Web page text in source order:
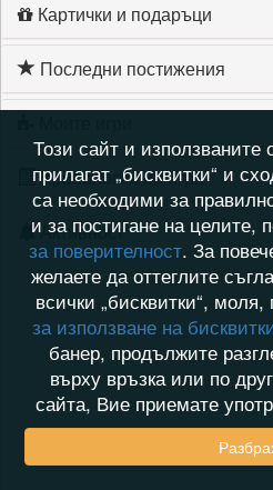
Картички и подаръци
Последни постижения
Хронология на игри
Активност
Този сайт и използваните
прилагат „бисквитки“ и
са необходими за
и за постигане на целите,
за поверителност. За
желаете да оттеглите
всички „бисквитки“, моля,
за използване на
банер, продължите
върху връзка или по
сайта, Вие приемате